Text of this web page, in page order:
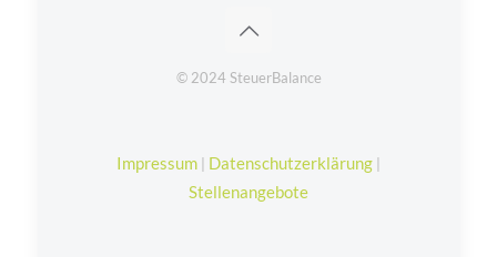
© 2024 SteuerBalance
Impressum Datenschutzerklärung
Stellenangebote